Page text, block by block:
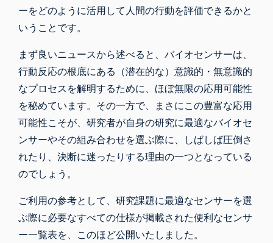
ーをどのように活用して人間の行動を評価できるかと
いうことです。
まず良いニュースから述べると、バイオセンサーは、
行動反応の根底にある（潜在的な）意識的・無意識的
なプロセスを解明するために、ほぼ無限の応用可能性
を秘めています。その一方で、まさにこの豊富な応用
可能性こそが、研究者が自身の研究に最適なバイオセ
ンサーやその組み合わせを選ぶ際に、しばしば圧倒さ
れたり、決断に迷ったりする理由の一つとなっている
のでしょう。
ご利用の参考として、研究課題に最適なセンサーを選
ぶ際に必要なすべての仕様が掲載された便利なセンサ
ー一覧表を、このほど公開いたしました。